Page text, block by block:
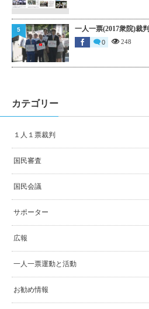
一人一票(2017衆院)裁判
0 248
5
カテゴリー
１人１票裁判
国民審査
国民会議
サポーター
広報
一人一票運動と活動
お勧め情報